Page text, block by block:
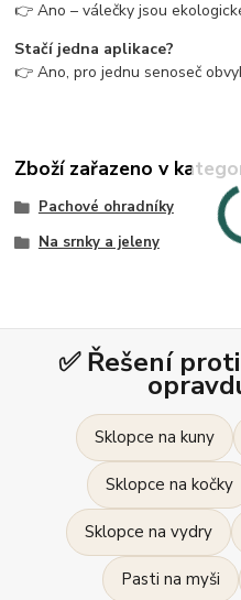
👉 Ano – válečky jsou
Stačí jedna aplikace?
👉 Ano, pro jednu senoseč
Zboží zařazeno v
Pachové ohradníky
Na srnky a jeleny
✅ Řešení
Sklopce na kuny
Sklopce na kočky
Sklopce na vydry
Pasti na myši